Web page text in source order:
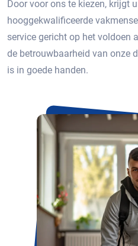
Door voor ons te kiezen, krijgt
hooggekwalificeerde
service gericht op het voldoen
de betrouwbaarheid van onze
is in goede handen.